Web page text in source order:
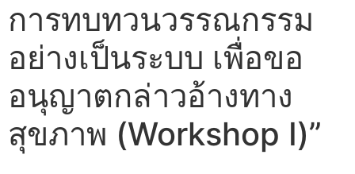
การทบทวนวรรณกรรม
อย่างเป็นระบบ เพื่อขอ
อนุญาตกล่าวอ้างทาง
สุขภาพ (Workshop I)”